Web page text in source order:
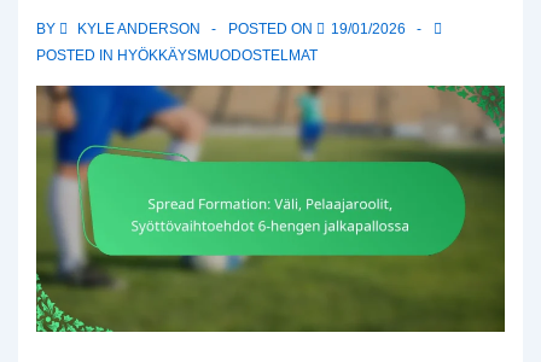
BY KYLE ANDERSON POSTED ON
19/01/2026
POSTED IN HYÖKKÄYSMUODOSTELMAT